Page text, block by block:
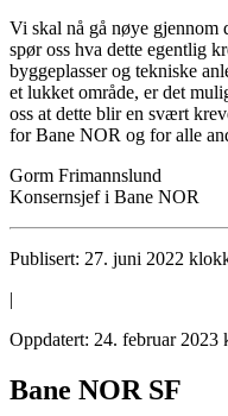
Vi skal nå gå nøye gjennom
spør oss hva dette egentlig
byggeplasser og tekniske
et lukket område, er det
oss at dette blir en svært
for Bane NOR og for alle
Gorm Frimannslund
Konsernsjef i Bane NOR
Publisert: 27. juni 2022
|
Oppdatert: 24. februar 2023
Bane NOR SF